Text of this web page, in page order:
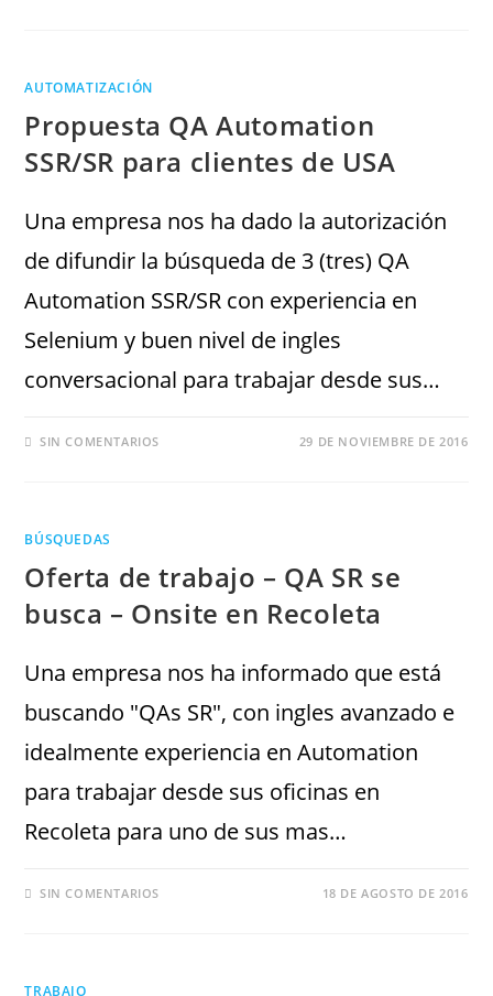
AUTOMATIZACIÓN
Propuesta QA Automation
SSR/SR para clientes de USA
Una empresa nos ha dado la autorización
de difundir la búsqueda de 3 (tres) QA
Automation SSR/SR con experiencia en
Selenium y buen nivel de ingles
conversacional para trabajar desde sus…
SIN COMENTARIOS 29 DE NOVIEMBRE DE 2016
BÚSQUEDAS
Oferta de trabajo – QA SR se
busca – Onsite en Recoleta
Una empresa nos ha informado que está
buscando "QAs SR", con ingles avanzado e
idealmente experiencia en Automation
para trabajar desde sus oficinas en
Recoleta para uno de sus mas…
SIN COMENTARIOS 18 DE AGOSTO DE 2016
TRABAJO